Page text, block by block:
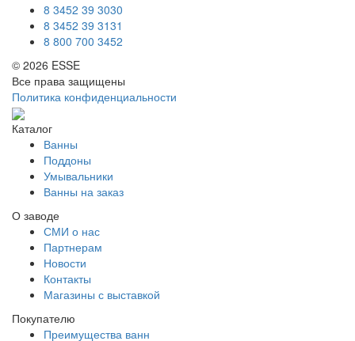
8 3452 39 3030
8 3452 39 3131
8 800 700 3452
© 2026 ESSE
Все права защищены
Политика конфиденциальности
Каталог
Ванны
Поддоны
Умывальники
Ванны на заказ
О заводе
СМИ о нас
Партнерам
Новости
Контакты
Магазины с выставкой
Покупателю
Преимущества ванн